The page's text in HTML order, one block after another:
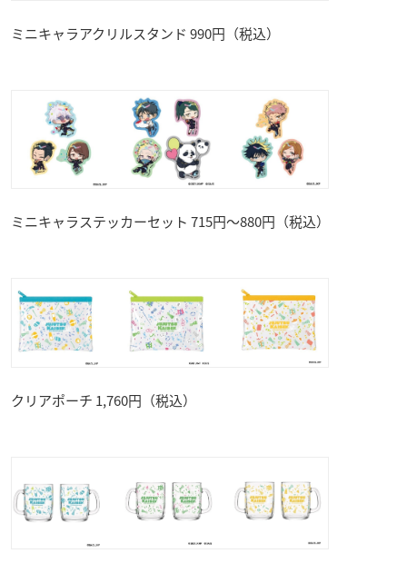
ミニキャラアクリルスタンド 990円（税込）
ミニキャラステッカーセット 715円～880円（税込）
クリアポーチ 1,760円（税込）